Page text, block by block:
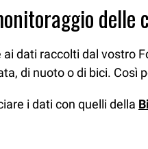
delle
dati raccolti dal vostro
di nuoto o di bici.
i dati con quelli della